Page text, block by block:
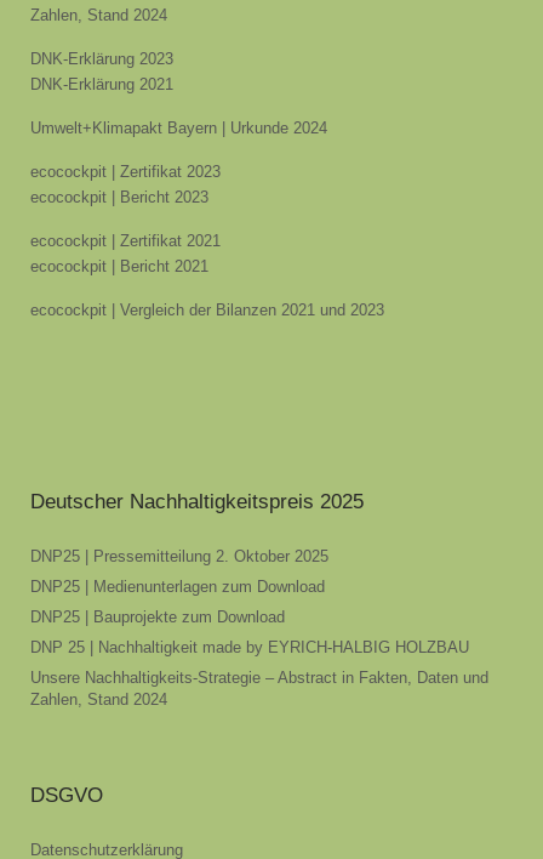
Zahlen, Stand 2024
DNK-Erklärung 2023
DNK-Erklärung 2021
Umwelt+Klimapakt Bayern | Urkunde 2024
ecocockpit | Zertifikat 2023
ecocockpit | Bericht 2023
ecocockpit | Zertifikat 2021
ecocockpit | Bericht 2021
ecocockpit | Vergleich der Bilanzen 2021 und 2023
Deutscher Nachhaltigkeitspreis 2025
DNP25 | Pressemitteilung 2. Oktober 2025
DNP25 | Medienunterlagen zum Download
DNP25 | Bauprojekte zum Download
DNP 25 | Nachhaltigkeit made by EYRICH-HALBIG HOLZBAU
Unsere Nachhaltigkeits-Strategie – Abstract in Fakten, Daten und
Zahlen, Stand 2024
DSGVO
Datenschutzerklärung